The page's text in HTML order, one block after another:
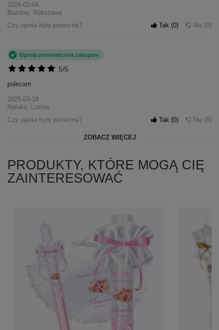
2026-02-04
Bożena, Warszawa
Czy opinia była pomocna?
Tak 0 Nie 0
5/5
Opinia potwierdzona zakupem
polecam
2025-03-18
Natalia, Luzino
Czy opinia była pomocna?
Tak 0 Nie 0
ZOBACZ WIĘCEJ
PRODUKTY, KTÓRE MOGĄ CIĘ
ZAINTERESOWAĆ